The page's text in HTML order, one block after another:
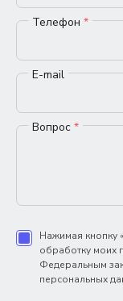
Телефон *
E-mail
Вопрос *
Нажимая кнопку
обработку моих
Федеральным
персональных